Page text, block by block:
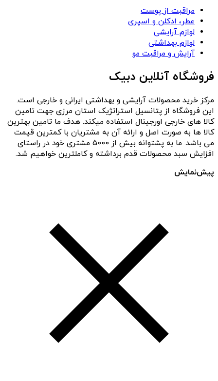
مراقبت از پوست
عطر، ادکلن و اسپری
لوازم آرایشی
لوازم بهداشتی
آرایش و مراقبت مو
فروشگاه آنلاین دبیک
مرکز خرید محصولات آرایشی و بهداشتی ایرانی و خارجی است.
این فروشگاه از پتانسیل استراتژیک استان مرزی جهت تامین
کالا های خارجی اورجینال استفاده میکند. هدف ما تامین بهترین
کالا ها به صورت اصل و ارائه آن به مشتریان با کمترین قیمت
می باشد. ما به پشتوانه بیش از 5000 مشتری خود در راستای
افزایش سبد محصولات قدم برداشته و کاملترین خواهیم شد.
پیش‌نمایش